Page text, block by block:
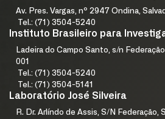
Av. Pres. Vargas, nº 2947 Ondina,
Tel.: (71) 3504-5240
Instituto Brasileiro para
Ladeira do Campo Santo, s/n
001
Tel.: (71) 3504-5240
Tel.: (71) 3504-5141
Laboratório José Silveira
R. Dr. Arlíndo de Assis, S/N Federação,